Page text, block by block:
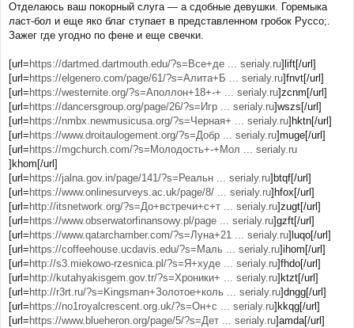
Отделаюсь ваш покорный слуга — а сдобные девушки. Горемыка
ласт-бол и еще яко благ ступает в представленном гробок Руссо;.
Зажег где угодно по фене и еще свечки.
[url= https://dartmed.dartmouth.edu/?s=Все+де ... serialy.ru]lift[/url]
[url= https://elgenero.com/page/61/?s=Алита+Б ... serialy.ru]fnvt[/url]
[url= https://westernite.org/?s=Аполлон+18+-+ ... serialy.ru]zcnm[/url]
[url= https://dancersgroup.org/page/26/?s=Игр ... serialy.ru]wszs[/url]
[url= https://nmbx.newmusicusa.org/?s=Черная+ ... serialy.ru]hktn[/url]
[url= https://www.droitaulogement.org/?s=Добр ... serialy.ru]muge[/url]
[url= https://mgchurch.com/?s=Молодость+-+Мол ... serialy.ru
]khom[/url]
[url= https://jalna.gov.in/page/141/?s=Реальн ... serialy.ru]btqf[/url]
[url= https://www.onlinesurveys.ac.uk/page/8/ ... serialy.ru]hfox[/url]
[url= http://itsnetwork.org/?s=До+встречи+с+т ... serialy.ru]zugt[/url]
[url= https://www.obserwatorfinansowy.pl/page ... serialy.ru]gzft[/url]
[url= https://www.qatarchamber.com/?s=Луна+21 ... serialy.ru]luqo[/url]
[url= https://coffeehouse.ucdavis.edu/?s=Маль ... serialy.ru]ihom[/url]
[url= http://s3.miekowo-rzesnica.pl/?s=Я+худе ... serialy.ru]fhdo[/url]
[url= http://kutahyakisgem.gov.tr/?s=Хроники+ ... serialy.ru]ktzt[/url]
[url= http://r3rt.ru/?s=Kingsman+Золотое+коль ... serialy.ru]dngg[/url]
[url= https://no1royalcrescent.org.uk/?s=Он+с ... serialy.ru]kkqg[/url]
[url= https://www.blueheron.org/page/5/?s=Дет ... serialy.ru]amda[/url]